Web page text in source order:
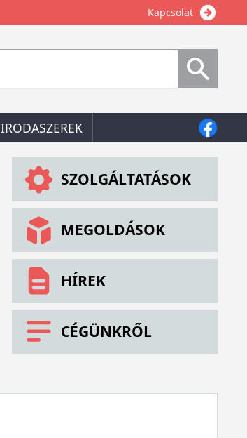
Kapcsolat
IRODASZEREK
SZOLGÁLTATÁSOK
MEGOLDÁSOK
HÍREK
CÉGÜNKRŐL